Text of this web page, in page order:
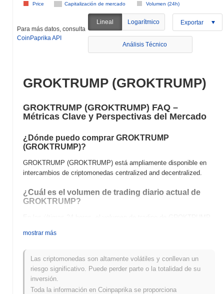
Capitalización de mercado Volumen (24h)
Price
Para más datos, consulta
CoinPaprika API
Lineal Logarítmico Exportar
Análisis Técnico
GROKTRUMP (GROKTRUMP)
GROKTRUMP (GROKTRUMP) FAQ –
Métricas Clave y Perspectivas del Mercado
¿Dónde puedo comprar GROKTRUMP
(GROKTRUMP)?
GROKTRUMP (GROKTRUMP) está ampliamente disponible en
intercambios de criptomonedas centralized and decentralized.
¿Cuál es el volumen de trading diario actual de
GROKTRUMP?
GROKTRUMP?
Máximo Histórico (ATH):€0.00000650
Mínimo Histórico (ATL):
mostrar más
Las criptomonedas son altamente volátiles y conllevan un
riesgo significativo. Puede perder parte o la totalidad de su
inversión.
Toda la información en Coinpaprika se proporciona